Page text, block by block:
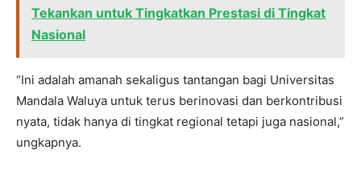
Tekankan untuk Tingkatkan Prestasi di Tingkat
Nasional
“Ini adalah amanah sekaligus tantangan bagi Universitas
Mandala Waluya untuk terus berinovasi dan berkontribusi
nyata, tidak hanya di tingkat regional tetapi juga nasional,”
ungkapnya.